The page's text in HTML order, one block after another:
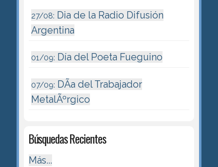
27/08: Dia de la Radio Difusión
Argentina
01/09: Día del Poeta Fueguino
07/09: DÃ­a del Trabajador
MetalÃºrgico
Búsquedas Recientes
Más...